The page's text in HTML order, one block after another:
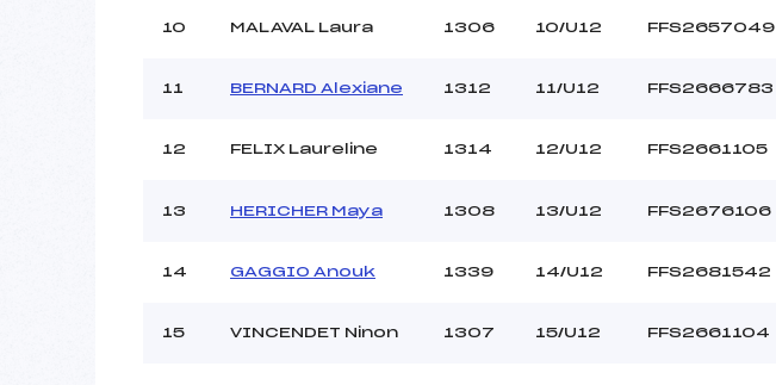
10 MALAVAL Laura 1306 10/U12 FFS2657049
11 BERNARD Alexiane 1312 11/U12 FFS2666783
12 FELIX Laureline 1314 12/U12 FFS2661105
13 HERICHER Maya 1308 13/U12 FFS2676106
14 GAGGIO Anouk 1339 14/U12 FFS2681542
15 VINCENDET Ninon 1307 15/U12 FFS2661104